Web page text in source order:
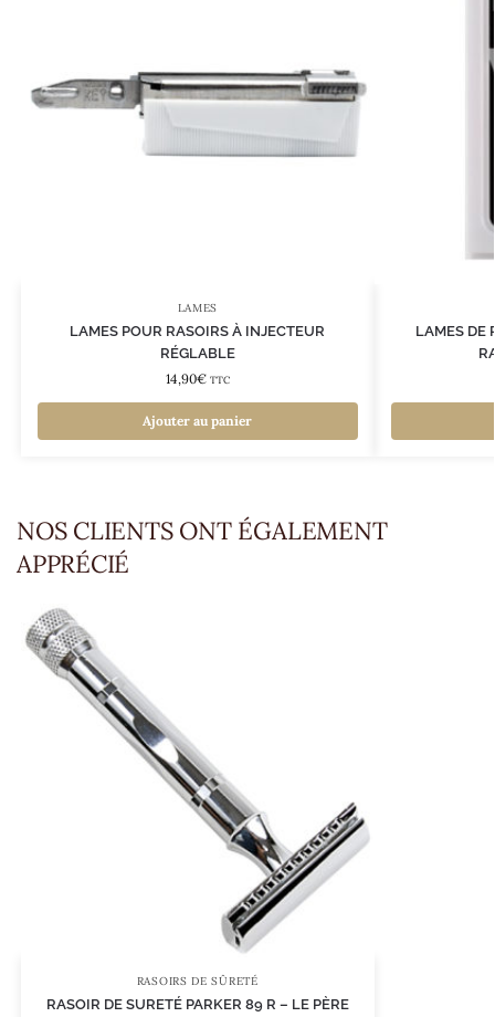
LAMES
LAMES POUR RASOIRS À INJECTEUR
RÉGLABLE
14,90€ TTC
Ajouter au panier
LAMES DE
NOS CLIENTS ONT ÉGALEMENT
APPRÉCIÉ
RASOIRS DE SÛRETÉ
RASOIR DE SURETÉ PARKER 89 R – LE PÈRE